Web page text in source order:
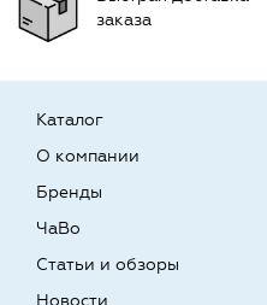
заказа
Каталог
О компании
Бренды
ЧаВо
Статьи и обзоры